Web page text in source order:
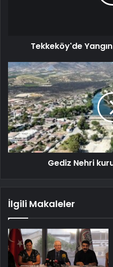
Tekkeköy'de
Gediz Nehri
İlgili Makaleler